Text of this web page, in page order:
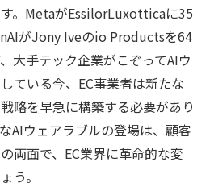
。MetaがEssilorLuxotticaに35
がJony Iveのio Productsを64
大手テック企業がこぞってAIウ
ている今、EC事業者は新たな
略を早急に構築する必要があり
AIウェアラブルの登場は、顧客
両面で、EC業界に革命的な変
う。